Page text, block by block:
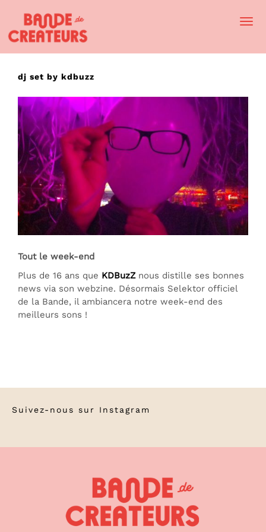
dj set by kdbuzz
Tout le week-end
Plus de 16 ans que KDBuzZnous distille ses bonnes
news via son webzine. Désormais Selektor officiel
de la Bande, il ambiancera notre week-end des
meilleurs sons !
Suivez-nous sur Instagram